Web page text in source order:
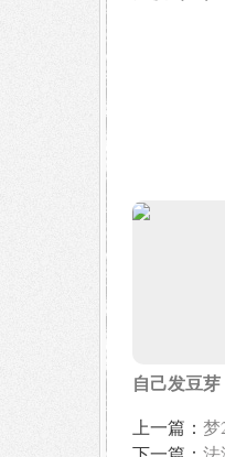
自己发豆芽
上一篇： 梦